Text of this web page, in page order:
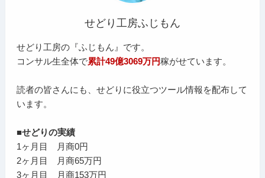
せどり工房ふじもん
せどり工房の『ふじもん』です。
コンサル生全体で累計49億3069万円稼がせています。
読者の皆さんにも、せどりに役立つツール情報を配布して
います。
■せどりの実績
1ヶ月目 月商0円
2ヶ月目 月商65万円
3ヶ月目 月商153万円